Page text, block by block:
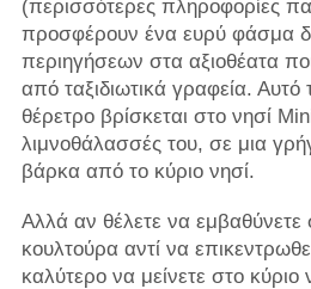
(περισσότερες πληροφορίες
προσφέρουν ένα ευρύ φάσμα
περιηγήσεων στα αξιοθέατα
από ταξιδιωτικά γραφεία.
θέρετρο βρίσκεται στο νησί
λιμνοθάλασσές του, σε μια
βάρκα από το κύριο νησί.
Αλλά αν θέλετε να εμβαθύνετε
κουλτούρα αντί να
καλύτερο να μείνετε στο κύριο